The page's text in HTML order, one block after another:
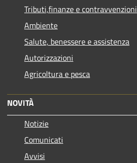
Tributi,finanze e contravvenzioni
Ambiente
Salute, benessere e assistenza
Autorizzazioni
Agricoltura e pesca
NOVITÀ
Notizie
Comunicati
Avvisi